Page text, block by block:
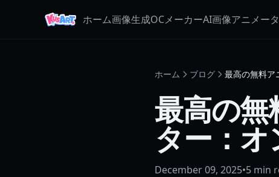
ホーム画像生成OCメーカーAI画像アニメー
ホーム ブログ 最高の無料ア
最高の
ター：
December 09, 2025•5 min